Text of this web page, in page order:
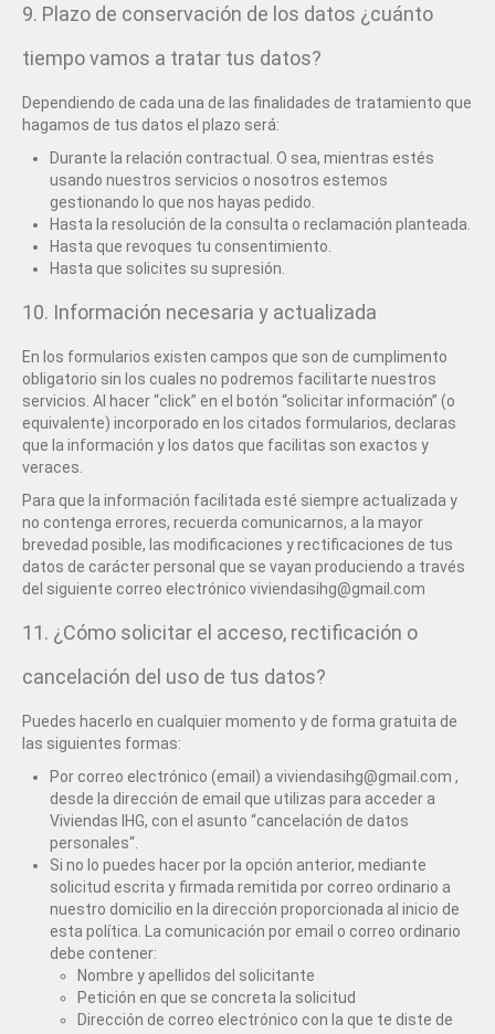
9. Plazo de conservación de los datos ¿cuánto
tiempo vamos a tratar tus datos?
Dependiendo de cada una de las finalidades de tratamiento que
hagamos de tus datos el plazo será:
Durante la relación contractual. O sea, mientras estés
usando nuestros servicios o nosotros estemos
gestionando lo que nos hayas pedido.
Hasta la resolución de la consulta o reclamación planteada.
Hasta que revoques tu consentimiento.
Hasta que solicites su supresión.
10. Información necesaria y actualizada
En los formularios existen campos que son de cumplimento
obligatorio sin los cuales no podremos facilitarte nuestros
servicios. Al hacer “click” en el botón “solicitar información” (o
equivalente) incorporado en los citados formularios, declaras
que la información y los datos que facilitas son exactos y
veraces.
Para que la información facilitada esté siempre actualizada y
no contenga errores, recuerda comunicarnos, a la mayor
brevedad posible, las modificaciones y rectificaciones de tus
datos de carácter personal que se vayan produciendo a través
del siguiente correo electrónico viviendasihg@gmail.com
11. ¿Cómo solicitar el acceso, rectificación o
cancelación del uso de tus datos?
Puedes hacerlo en cualquier momento y de forma gratuita de
las siguientes formas:
Por correo electrónico (email) a viviendasihg@gmail.com ,
desde la dirección de email que utilizas para acceder a
Viviendas IHG, con el asunto “cancelación de datos
personales“.
Si no lo puedes hacer por la opción anterior, mediante
solicitud escrita y firmada remitida por correo ordinario a
nuestro domicilio en la dirección proporcionada al inicio de
esta política. La comunicación por email o correo ordinario
debe contener:
Nombre y apellidos del solicitante
Petición en que se concreta la solicitud
Dirección de correo electrónico con la que te diste de